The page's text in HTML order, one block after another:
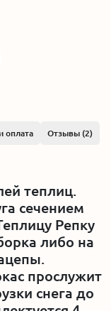
оплата Отзывы (2)
теплиц.
сечением
Репку
либо на
прослужит
снега до